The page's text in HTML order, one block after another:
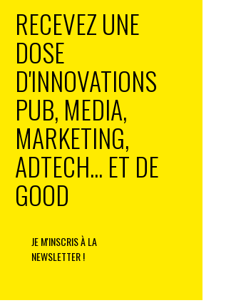
RECEVEZ UNE
DOSE
D'INNOVATIONS
PUB, MEDIA,
MARKETING,
ADTECH... ET DE
GOOD
JE M'INSCRIS À LA
NEWSLETTER !